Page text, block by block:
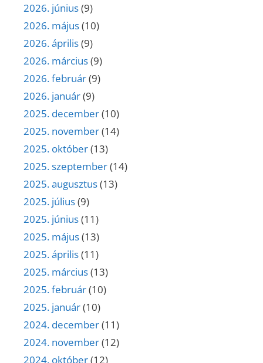
2026. június(9)
2026. május(10)
2026. április(9)
2026. március(9)
2026. február(9)
2026. január(9)
2025. december(10)
2025. november(14)
2025. október(13)
2025. szeptember(14)
2025. augusztus(13)
2025. július(9)
2025. június(11)
2025. május(13)
2025. április(11)
2025. március(13)
2025. február(10)
2025. január(10)
2024. december(11)
2024. november(12)
2024. október(12)